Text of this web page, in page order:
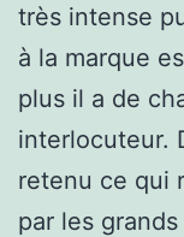
très intense
à la marque
plus il a de
interlocuteur.
retenu ce qui
par les